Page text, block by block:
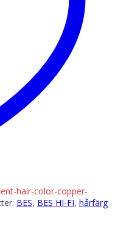
hair-color-copper-
BES, BES HI-FI, hårfärg